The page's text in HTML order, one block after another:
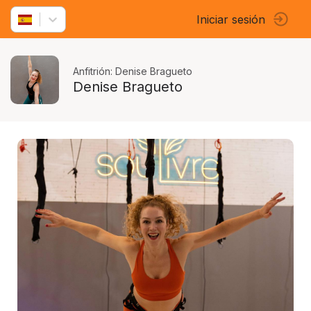
Iniciar sesión
Anfitrión: Denise Bragueto
Denise Bragueto